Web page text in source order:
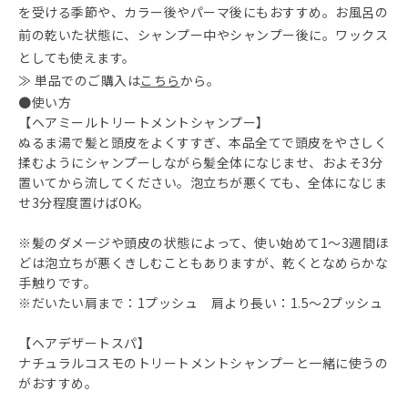
を受ける季節や、カラー後やパーマ後にもおすすめ。お風呂の
前の乾いた状態に、シャンプー中やシャンプー後に。ワックス
としても使えます。
≫ 単品でのご購入はこちらから。
●使い方
【ヘアミールトリートメントシャンプー】
ぬるま湯で髪と頭皮をよくすすぎ、本品全てで頭皮をやさしく
揉むようにシャンプーしながら髪全体になじませ、およそ3分
置いてから流してください。泡立ちが悪くても、全体になじま
せ3分程度置けばOK。
※髪のダメージや頭皮の状態によって、使い始めて1～3週間ほ
どは泡立ちが悪くきしむこともありますが、乾くとなめらかな
手触りです。
※だいたい肩まで：1プッシュ 肩より長い：1.5～2プッシュ
【ヘアデザートスパ】
ナチュラルコスモのトリートメントシャンプーと一緒に使うの
がおすすめ。